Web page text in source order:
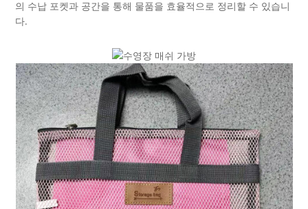
의 수납 포켓과 공간을 통해 물품을 효율적으로 정리할 수 있습니
다.